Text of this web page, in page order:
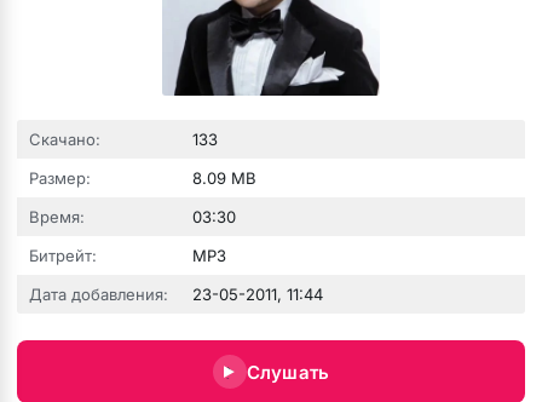
Скачано:
133
Размер:
8.09 MB
Время:
03:30
Битрейт:
MP3
Дата добавления:
23-05-2011, 11:44
Слушать